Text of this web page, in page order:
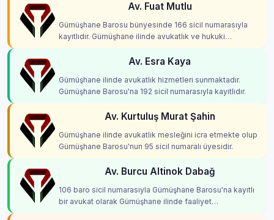
Av. Fuat Mutlu
Gümüşhane Barosu bünyesinde 166 sicil numarasıyla
kayıtlıdır. Gümüşhane ilinde avukatlık ve hukuki
Av. Esra Kaya
Gümüşhane ilinde avukatlık hizmetleri sunmaktadır.
Gümüşhane Barosu'na 192 sicil numarasıyla kayıtlıdır.
Av. Kurtuluş Murat Şahin
Gümüşhane ilinde avukatlık mesleğini icra etmekte olup
Gümüşhane Barosu'nun 95 sicil numaralı üyesidir.
Av. Burcu Altinok Dabağ
106 baro sicil numarasıyla Gümüşhane Barosu'na kayıtlı
bir avukat olarak Gümüşhane ilinde faaliyet